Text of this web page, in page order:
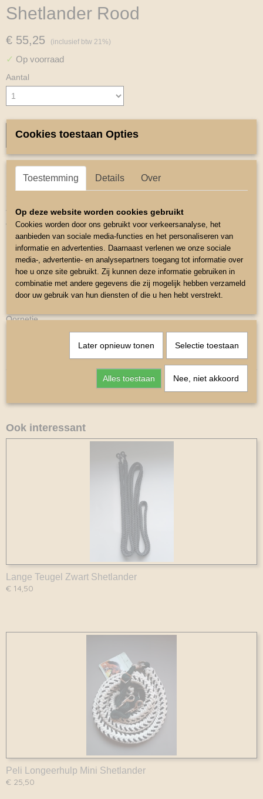
Shetlander Rood
€ 55,25 (inclusief btw 21%)
✓ Op voorraad
Aantal
IN WINKELWAGEN
Omschrijving
Tuigonderlegger is van suede gevoerd met speciale stof die het
vocht op neemt.
Maat Tugonderlegger Borstonderlegger is 81cm bij 11cm
Schoftonderlegger is 69cm bij 12 cm
Beenbeschermers
Maat harde schaal is 14 cm hoog Shetlander.
Oornetje
Ook interessant
Lange Teugel Zwart Shetlander
€ 14,50
Peli Longeerhulp Mini Shetlander
€ 25,50
Cookies toestaan Opties
Toestemming Details Over
Op deze website worden cookies gebruikt
Cookies worden door ons gebruikt voor verkeersanalyse, het
aanbieden van sociale media-functies en het personaliseren van
informatie en advertenties. Daarnaast verlenen we onze sociale
media-, advertentie- en analysepartners toegang tot informatie over
hoe u onze site gebruikt. Zij kunnen deze informatie gebruiken in
combinatie met andere gegevens die zij mogelijk hebben verzameld
door uw gebruik van hun diensten of die u hen hebt verstrekt.
Later opnieuw tonen Selectie toestaan
Alles toestaan Nee, niet akkoord